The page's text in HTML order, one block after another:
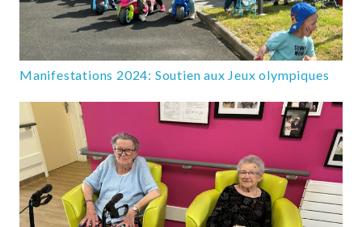
Manifestations 2024: Soutien aux Jeux olympiques